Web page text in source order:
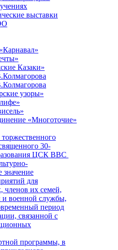
выставки
Казаки»
узоры»
«Многоточие»
30-
ЦСК ВВС
значение
для
членов их семей,
и военной службы,
период
связанной с
программы, в